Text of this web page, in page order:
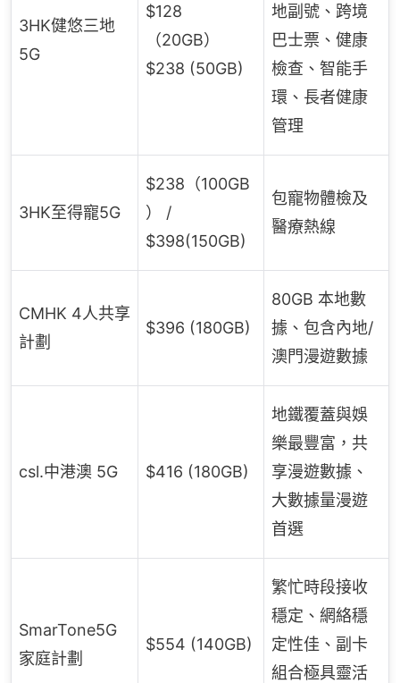
3HK健悠三地
5G
$128
（20GB）
$238 (50GB)
地副號、跨境
巴士票、健康
檢查、智能手
環、長者健康
管理
3HK至得寵5G
$238（100GB
） /
$398(150GB)
包寵物體檢及
醫療熱線
CMHK 4人共享
計劃
$396 (180GB)
80GB 本地數
據、包含內地/
澳門漫遊數據
csl.中港澳 5G $416 (180GB)
地鐵覆蓋與娛
樂最豐富，共
享漫遊數據、
大數據量漫遊
首選
SmarTone5G
家庭計劃
$554 (140GB)
繁忙時段接收
穩定、網絡穩
定性佳、副卡
組合極具靈活